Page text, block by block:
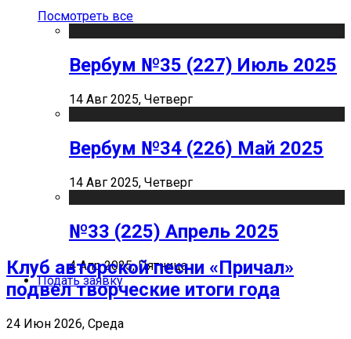
Посмотреть все
Вербум №35 (227) Июль 2025
14 Авг 2025, Четверг
Вербум №34 (226) Май 2025
14 Авг 2025, Четверг
№33 (225) Апрель 2025
4 Апр 2025, Пятница
Подать заявку
Клуб авторской песни «Причал»
подвел творческие итоги года
24 Июн 2026, Среда